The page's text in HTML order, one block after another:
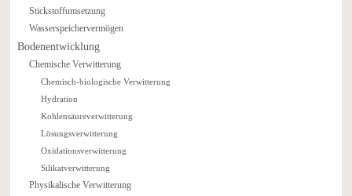
Stickstoffumsetzung
Wasserspeichervermögen
Bodenentwicklung
Chemische Verwitterung
Chemisch-biologische Verwitterung
Hydration
Kohlensäureverwitterung
Lösungsverwitterung
Oxidationsverwitterung
Silikatverwitterung
Physikalische Verwitterung